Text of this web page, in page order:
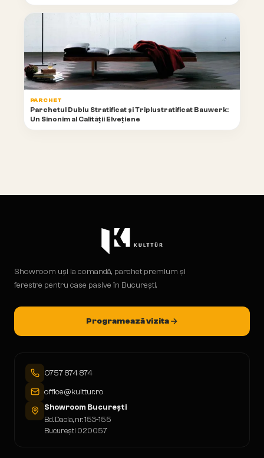
PARCHET
Parchetul Dublu Stratificat și Triplustratificat Bauwerk:
Un Sinonim al Calității Elvețiene
Showroom uși la comandă, parchet premium și
ferestre pentru case pasive în București.
Programează vizita
0757 874 874
office@kulttur.ro
Showroom București
Bd. Dacia, nr. 153-155
București 020057